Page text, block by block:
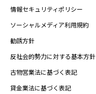
情報セキュリティポリシー
ソーシャルメディア利用規約
勧誘方針
反社会的勢力に対する基本方針
古物営業法に基づく表記
貸金業法に基づく表記